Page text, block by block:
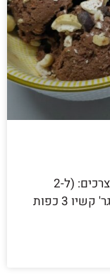
גלידת שוקולד טבעונית פינוק בריא מצרכים: (ל-2
מנות) 2 בננות קפואות – חתוכות 50 גר' קשיו 3 כפות